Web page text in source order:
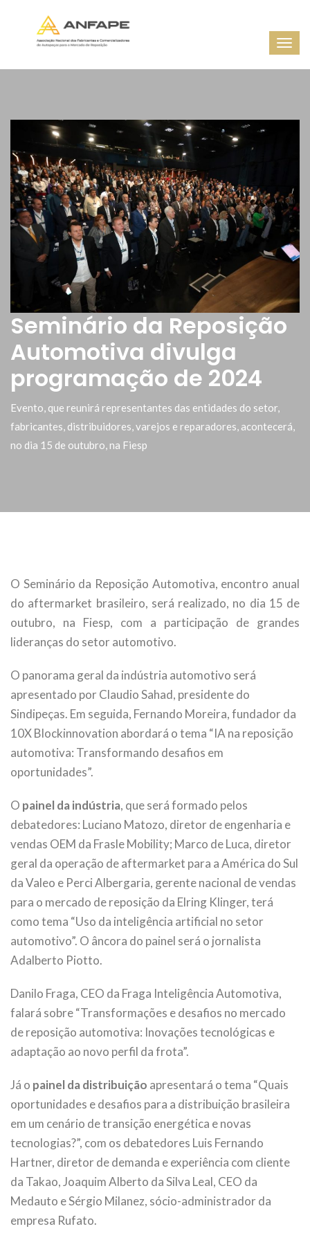
Seminário da Reposição
Automotiva divulga
programação de 2024
Evento, que reunirá representantes das entidades do setor,
fabricantes, distribuidores, varejos e reparadores, acontecerá,
no dia 15 de outubro, na Fiesp
O Seminário da Reposição Automotiva, encontro anual
do aftermarket brasileiro, será realizado, no dia 15 de
outubro, na Fiesp, com a participação de grandes
lideranças do setor automotivo.
O panorama geral da indústria automotivo será
apresentado por Claudio Sahad, presidente do
Sindipeças. Em seguida, Fernando Moreira, fundador da
10X Blockinnovation abordará o tema “IA na reposição
automotiva: Transformando desafios em
oportunidades”.
O painel da indústria, que será formado pelos
debatedores: Luciano Matozo, diretor de engenharia e
vendas OEM da Frasle Mobility; Marco de Luca, diretor
geral da operação de aftermarket para a América do Sul
da Valeo e Perci Albergaria, gerente nacional de vendas
para o mercado de reposição da Elring Klinger, terá
como tema “Uso da inteligência artificial no setor
automotivo”. O âncora do painel será o jornalista
Adalberto Piotto.
Danilo Fraga, CEO da Fraga Inteligência Automotiva,
falará sobre “Transformações e desafios no mercado
de reposição automotiva: Inovações tecnológicas e
adaptação ao novo perfil da frota”.
Já o painel da distribuição apresentará o tema “Quais
oportunidades e desafios para a distribuição brasileira
em um cenário de transição energética e novas
tecnologias?”, com os debatedores Luis Fernando
Hartner, diretor de demanda e experiência com cliente
da Takao, Joaquim Alberto da Silva Leal, CEO da
Medauto e Sérgio Milanez, sócio-administrador da
empresa Rufato.